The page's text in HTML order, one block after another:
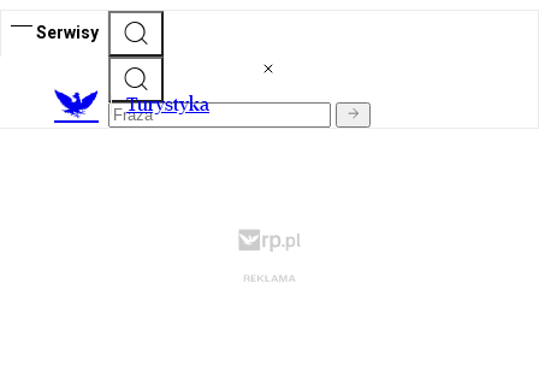
Serwisy
Turystyka